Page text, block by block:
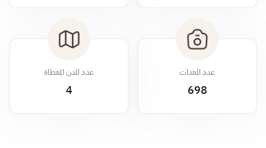
عدد المعدات
698
عدد المدن المغطاة
4